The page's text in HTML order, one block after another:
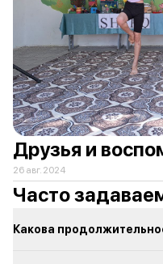
Друзья и
26 авг. 2024
Часто
Какова